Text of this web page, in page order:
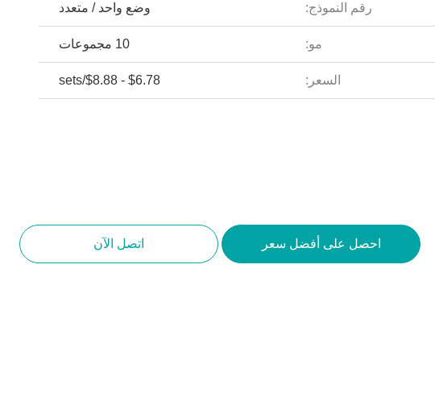
رقم النموذج: وضع واحد / متعدد
مو: 10 مجموعات
السعر: $6.78 - $8.88/sets
احصل على أفضل سعر اتصل الآن